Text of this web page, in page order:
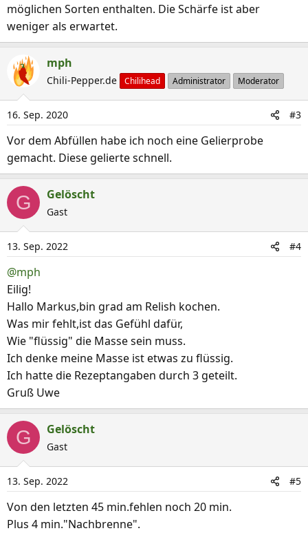
möglichen Sorten enthalten. Die Schärfe ist aber
weniger als erwartet.
mph
Chili-Pepper.de Chilihead Administrator Moderator
16. Sep. 2020 #3
Vor dem Abfüllen habe ich noch eine Gelierprobe
gemacht. Diese gelierte schnell.
G Gelöscht
Gast
13. Sep. 2022 #4
@mph
Eilig!
Hallo Markus,bin grad am Relish kochen.
Was mir fehlt,ist das Gefühl dafür,
Wie "flüssig" die Masse sein muss.
Ich denke meine Masse ist etwas zu flüssig.
Ich hatte die Rezeptangaben durch 3 geteilt.
Gruß Uwe
G Gelöscht
Gast
13. Sep. 2022 #5
Von den letzten 45 min.fehlen noch 20 min.
Plus 4 min."Nachbrenne".